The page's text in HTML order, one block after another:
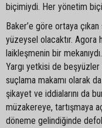
biçimiydi. Her yönetim
Baker’e göre ortaya
yüzeysel olacaktır. Agora
laikleşmenin bir
Yargı yetkisi de
suçlama makamı olarak
şikayet ve iddialarını da
müzakereye, tartışmaya
döneme gelindiğinde